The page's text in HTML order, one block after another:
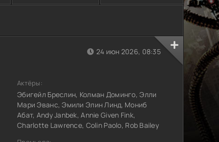
24 июн 2026, 08:35
Актёры:
Эбигейл Бреслин, Колман Доминго, Элли
Мари Эванс, Эмили Элин Линд, Мониб
Абат, Andy Janbek, Annie Given Fink,
Charlotte Lawrence, Colin Paolo, Rob Bailey